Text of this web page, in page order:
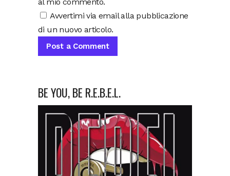
al mio commento.
Avvertimi via email alla pubblicazione
di un nuovo articolo.
BE YOU, BE R.E.B.E.L.